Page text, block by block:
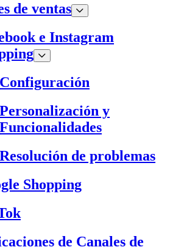
de ventas
e Instagram
Configuración
Personalización y
Funcionalidades
Resolución de problemas
Shopping
de Canales de